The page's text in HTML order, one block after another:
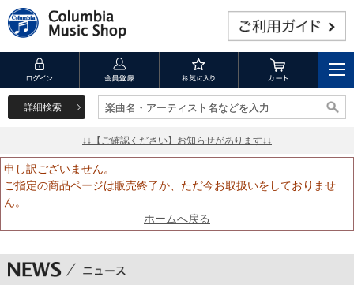
詳細検索 楽曲名・アーティスト名などを入力
楽曲名・アーティスト名などを入力
↓↓【ご確認ください】お知らせがあります↓↓
申し訳ございません。
ご指定の商品ページは販売終了か、ただ今お取扱いをしておりませ
ん。
ホームへ戻る